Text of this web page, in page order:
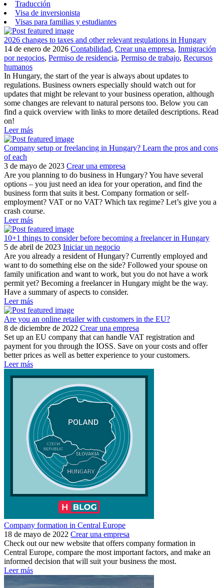
Traducción
Visa de inversionista
Visas para familias y estudiantes
2026 changes to taxes and other relevant regulations in Hungary
14 de enero de 2026 Contabilidad, Crear una empresa, Inmigración
por negocios, Permiso de residencia, Permiso de trabajo, Recursos
humanos
In Hungary, the start of the year is always about updates to
regulations. Business owners especially should watch out for
updates that might be relevant to your business operation, although
some changes are relevant to natural persons too. Below you can
find a quick overview with links to more detailed descriptions. Read
on!
Leer más
Company setup or freelancing in Hungary? Learn the pros and cons
of each
3 de mayo de 2023 Crear una empresa
Are you planning to do business in Hungary? You have several
options – you just need an idea for your operation, and find the
business form that suits it best. Company formation or self-
employment? VAT or no VAT? Which tax regime? Let’s give you a
crash course.
Leer más
10+1 things to consider before becoming a freelancer in Hungary
5 de abril de 2023 Iniciar un negocio
Are you already a resident of Hungary? Currently employed and
want to do something else on the side? Followed your spouse on
family unification and want to work, but you do not have a work
permit yet? Becoming a freelancer in Hungary might be the way.
Have a summary of aspects to consider.
Leer más
Are you an online retailer with customers in the EU?
8 de diciembre de 2022 Crear una empresa
Set up an EU company that can handle VAT registration and
payment for you through the IOSS. Save on your costs and offer
better prices as well as better experience to your customers.
Leer más
Company formation in Central Europe
18 de mayo de 2022 Crear una empresa
Check out our new website that offers company formation in
Central Europe, compare the most important factors, and make an
informed decision that will suit your business the most.
Leer más